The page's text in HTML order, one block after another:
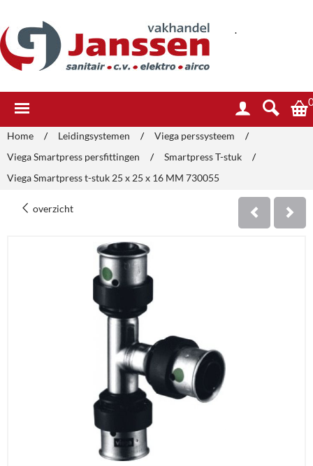
.
Home / Leidingsystemen / Viega perssysteem
/
Viega Smartpress persfittingen
/ Smartpress T-stuk
/
Viega Smartpress t-stuk 25 x 25 x 16 MM 730055
overzicht